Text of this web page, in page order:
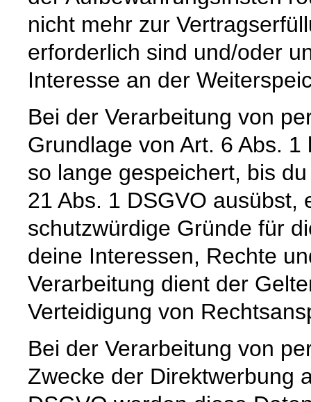
nicht mehr zur
erforderlich sind und/oder
Interesse an der
Bei der Verarbeitung von
Grundlage von Art. 6 Abs.
so lange gespeichert, bis
21 Abs. 1 DSGVO ausübst,
schutzwürdige Gründe für
deine Interessen, Rechte
Verarbeitung dient der
Verteidigung von
Bei der Verarbeitung von
Zwecke der Direktwerbung